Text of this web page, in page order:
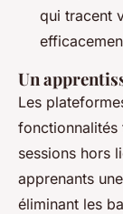
qui tracent
Un
Les
fonctionnalités
sessions hors
apprenants
éliminant les